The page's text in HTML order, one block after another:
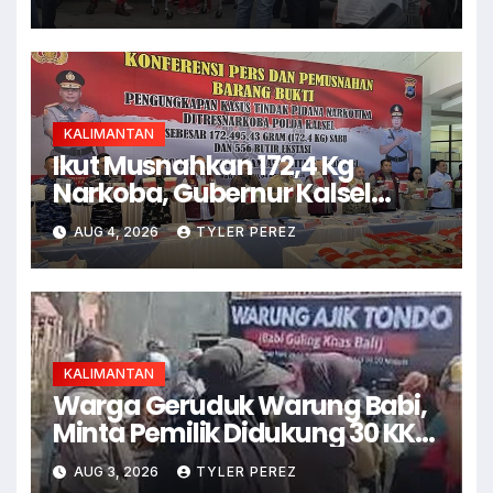
KALIMANTAN
Ikut Musnahkan 172,4 Kg
Narkoba, Gubernur Kalsel
Minta Waspadai Vape
AUG 4, 2026 TYLER PEREZ
KALIMANTAN
Warga Geruduk Warung Babi,
Minta Pemilik Didukung 30 KK
Jika Ingin Tetap Buka
AUG 3, 2026 TYLER PEREZ